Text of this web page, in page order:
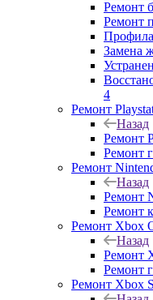
Ремонт
Ремонт
Замена
4
Ремонт
Назад
Ремонт
Ремонт
Ремонт
Назад
Ремонт
Ремонт
Ремонт Xbox
Назад
Ремонт
Ремонт
Ремонт Xbox